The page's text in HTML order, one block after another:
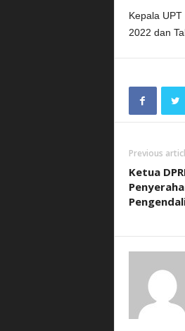
Kepala
2022 dan
Previous
Ketua